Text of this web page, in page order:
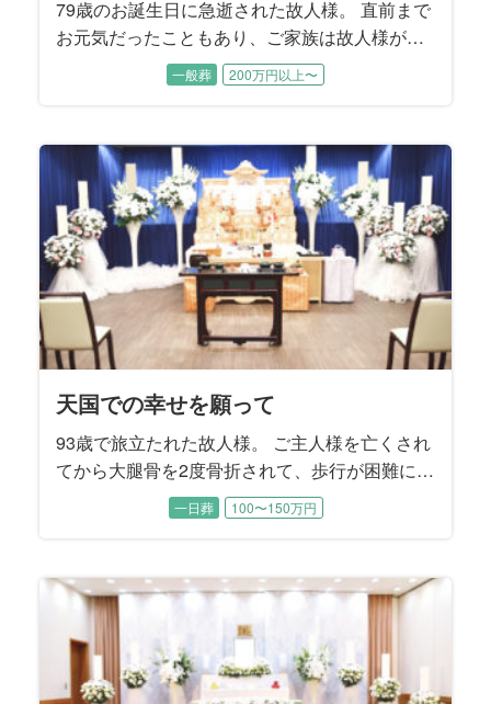
79歳のお誕生日に急逝された故人様。 直前まで
お元気だったこともあり、ご家族は故人様が旅
立たれたことをまだ実感できないご様子でし
た。 性格が明るくて世話焼き、頼まれると嫌と
も信頼されていました。 ご家族に向ける愛情も
同じで、奥様やお子様方を様々な場面で支えて
こられたそうです。 そんな故人様への大きな感
謝を込めて、ご家族はしっかり送ってあげたい
とおっしゃいました。
一般葬 200万円以上〜
天国での幸せを願って
93歳で旅立たれた故人様。 ご主人様を亡くされ
てから大腿骨を2度骨折されて、歩行が困難にな
ったことから晩年は施設でお暮しでした。 施設
では癒し系の楽しい性格から、ちょっとしたア
たご家族はとても驚かれたそうです。 「コロナ
禍の面会制限でなかなか会うことは出来なかっ
たけれど、やれることは全てやり尽くしまし
た」と喪主を務めるご次女様はおっしゃいまし
た。
一日葬 100〜150万円